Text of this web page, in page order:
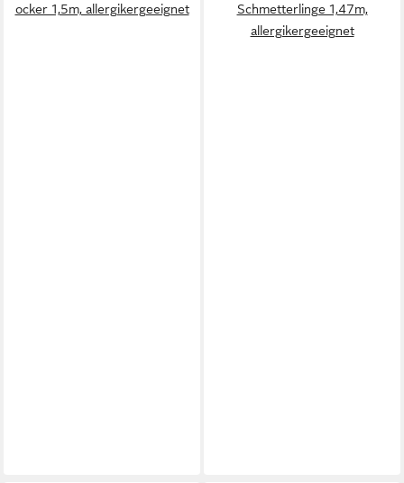
ocker 1,5m, allergikergeeignet
Schmetterlinge 1,47m,
allergikergeeignet